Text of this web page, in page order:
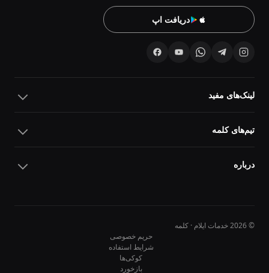
دریافت اپ
لینک‌های مفید
تیم‌های کلمه
درباره
© 2026 خدمات ایلام · کلمه
حریم خصوصی
شرایط استفاده
کوکی‌ها
بازخورد
10